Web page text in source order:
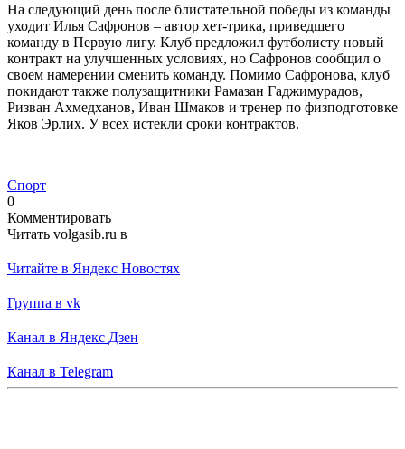
На следующий день после блистательной победы из команды
уходит Илья Сафронов – автор хет-трика, приведшего
команду в Первую лигу. Клуб предложил футболисту новый
контракт на улучшенных условиях, но Сафронов сообщил о
своем намерении сменить команду. Помимо Сафронова, клуб
покидают также полузащитники Рамазан Гаджимурадов,
Ризван Ахмедханов, Иван Шмаков и тренер по физподготовке
Яков Эрлих. У всех истекли сроки контрактов.
Спорт
0
Комментировать
Читать volgasib.ru в
Читайте в Яндекс Новостях
Группа в vk
Канал в Яндекс Дзен
Канал в Telegram